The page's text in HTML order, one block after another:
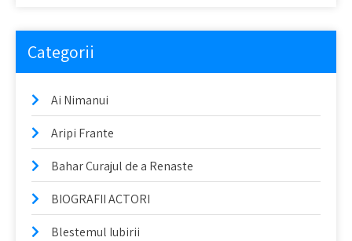
Categorii
Ai Nimanui
Aripi Frante
Bahar Curajul de a Renaste
BIOGRAFII ACTORI
Blestemul Iubirii